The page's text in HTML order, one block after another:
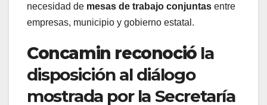
necesidad de mesas de trabajo conjuntas entre
empresas, municipio y gobierno estatal.
Concamin reconocióla
disposición al diálogo
mostrada por la Secretaría